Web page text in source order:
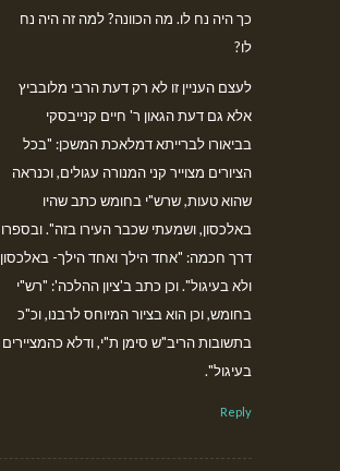
כך היה נח לו. מה הכוונה? למה זה היה נח
לו?
לעצם העניין זו לא רק דעת הרבי מלובביץ
אלא גם דעת הגאון ר' חיים קנייבסקי
בביאורו לברייתא דמלאכת המשכן: "בכל
הציורים מצוייר קני המנורה עגולים, וכנראה
שהוא טעות, שרש"י בחומש כתב שהיו
באלכסון, ושמעתי שכבר העירו בזה". ובספרו
דרך חכמה: "אחד הילך ואחד הילך- באלכסון
ולא בעיגול". וכן כתב ב'ציון ההלכה': "רש"י
בחומש, וכן הוא בציור המיוחס לרבנו, וכ"כ
בתשובות הריב"ש סימן ת"י, ודלא כהמציירים
בעיגול".
Reply